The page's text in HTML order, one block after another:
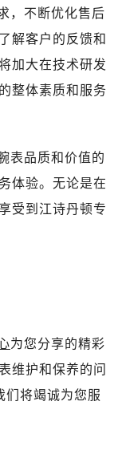
新疆维吾尔自治区双河市光明路江诗丹顿售后服务中心（需提前预约）
新疆维吾尔自治区图木舒克市图木舒克市中兴街江诗丹顿售后服务中心（需提前预约）
新疆维吾尔自治区吐鲁番市高昌区文化中路文化中路江诗丹顿售后服务中心（需提前预约）
新疆维吾尔自治区新星市东风路江诗丹顿售后服务中心（需提前预约）
新疆维吾尔自治区伊宁市解放西路江诗丹顿售后服务中心（需提前预约）
贵州省安顺市西秀区中华南路江诗丹顿售后服务中心（需提前预约）
贵州省遵义市红花岗区共青大道与嵩山路交叉口江诗丹顿售后服务中心（需提前预约）
四川省阿坝州市马尔康市团结街江诗丹顿售后服务中心（需提前预约）
四川省巴中市巴州区江北大道江诗丹顿售后服务中心（需提前预约）
，不断优化售后
解客户的反馈和
加大在技术研发
整体素质和服务
表品质和价值的
体验。无论是在
受到江诗丹顿专
为您分享的精彩
维护和保养的问
们将竭诚为您服